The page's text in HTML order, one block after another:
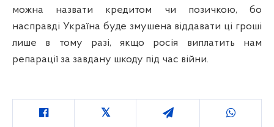
можна назвати кредитом чи позичкою, бо
насправді Україна буде змушена віддавати ці гроші
лише в тому разі, якщо росія виплатить нам
репарації за завдану шкоду під час війни.